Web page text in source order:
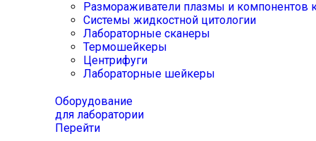
Размораживатели плазмы и компонентов
Системы жидкостной цитологии
Лабораторные сканеры
Термошейкеры
Центрифуги
Лабораторные шейкеры
Оборудование
для лаборатории
Перейти